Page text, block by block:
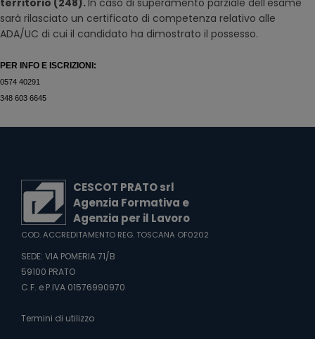
sarà rilasciato un certificato di competenza relativo alle
ADA/UC di cui il candidato ha dimostrato il possesso.
PER INFO E ISCRIZIONI:
0574 40291
348 603 6645
CESCOT PRATO srl
Agenzia Formativa e
Agenzia per il Lavoro
COD. ACCREDITAMENTO REG. TOSCANA OF0202
SEDE: VIA POMERIA 71/B
59100 PRATO
C.F. e P.IVA 01576990970
Termini di utilizzo